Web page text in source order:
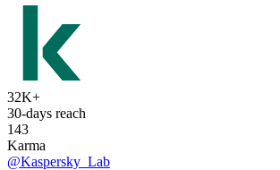
32K+
30-days reach
143
Karma
@Kaspersky_Lab